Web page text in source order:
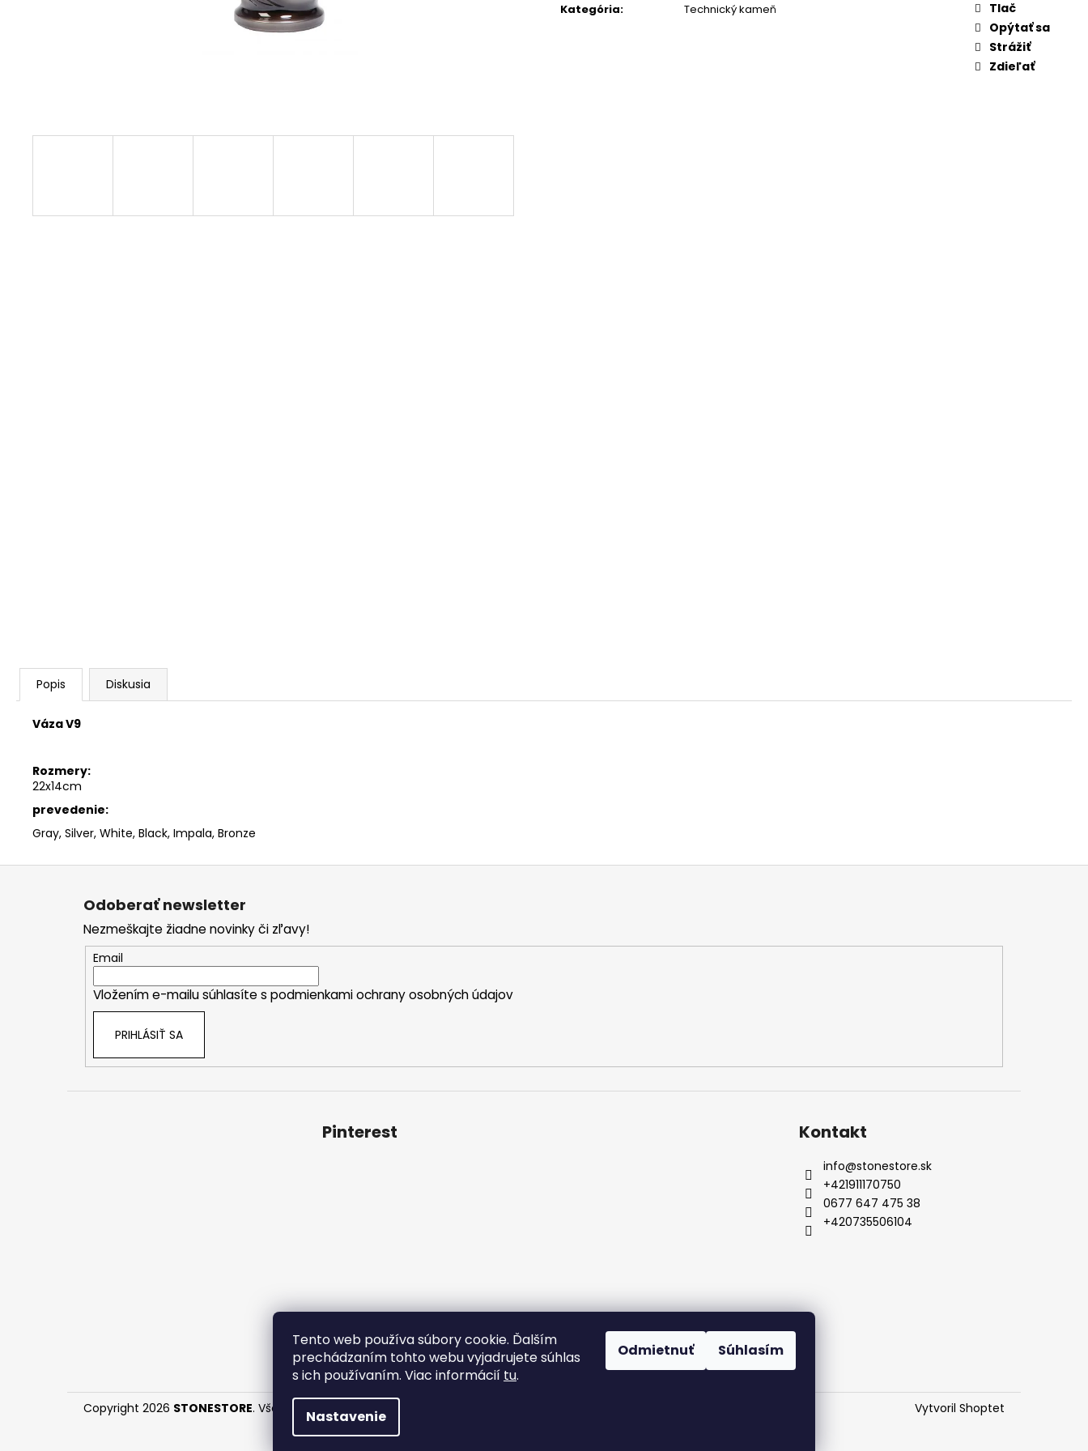
Tento web používa súbory cookie. Ďalším
prechádzaním tohto webu vyjadrujete súhlas
s ich používaním. Viac informácií tu.
Nastavenie
Odmietnuť Súhlasím
Kategória: Technický kameň
Tlač
Opýtať sa
Strážiť
Zdieľať
Popis Diskusia
Váza V9
Rozmery:
22x14cm
prevedenie:
Gray, Silver, White, Black, Impala, Bronze
Z
Odoberať newsletter
Nezmeškajte žiadne novinky či zľavy!
Email
Vložením e-mailu súhlasíte s podmienkami ochrany osobných údajov
PRIHLÁSIŤ SA
Pinterest Kontakt
info@stonestore.sk
+421911170750
0677 647 475 38
+420735506104
Podmienky ochrany osobných údajov Veľkoobchod Kontakty
Vytvoril Shoptet
Copyright 2026 STONESTORE. Všetky práva vyhradené.